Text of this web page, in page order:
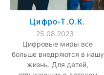
Цифро-Т.О.К.
25.08.2023
Цифровые миры все
больше внедряются в нашу
жизнь. Для детей,